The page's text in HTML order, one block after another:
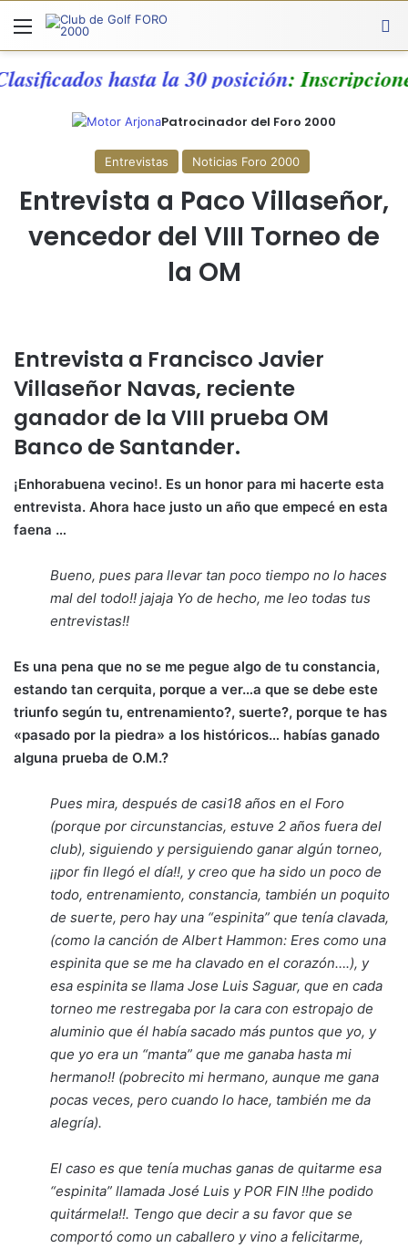
Menú
Clasificados hasta la 30 posición:
Patrocinador del Foro 2000
Entrevistas Noticias Foro 2000
Entrevista a Paco Villaseñor,
vencedor del VIII Torneo de
la OM
Entrevista a Francisco Javier
Villaseñor Navas, reciente
ganador de la VIII prueba OM
Banco de Santander.
¡Enhorabuena vecino!. Es un honor para mi hacerte esta
entrevista. Ahora hace justo un año que empecé en esta
faena …
Bueno, pues para llevar tan poco tiempo no lo haces
mal del todo!! jajaja Yo de hecho, me leo todas tus
entrevistas!!
Es una pena que no se me pegue algo de tu constancia,
estando tan cerquita, porque a ver…a que se debe este
triunfo según tu, entrenamiento?, suerte?, porque te has
«pasado por la piedra» a los históricos… habías ganado
alguna prueba de O.M.?
Pues mira, después de casi18 años en el Foro
(porque por circunstancias, estuve 2 años fuera del
club), siguiendo y persiguiendo ganar algún torneo,
¡¡por fin llegó el día!!, y creo que ha sido un poco de
todo, entrenamiento, constancia, también un poquito
de suerte, pero hay una “espinita” que tenía clavada,
(como la canción de Albert Hammon: Eres como una
espinita que se me ha clavado en el corazón….), y
esa espinita se llama Jose Luis Saguar, que en cada
torneo me restregaba por la cara con estropajo de
aluminio que él había sacado más puntos que yo, y
que yo era un “manta” que me ganaba hasta mi
hermano!! (pobrecito mi hermano, aunque me gana
pocas veces, pero cuando lo hace, también me da
alegría).
El caso es que tenía muchas ganas de quitarme esa
“espinita” llamada José Luis y POR FIN !!he podido
quitármela!!. Tengo que decir a su favor que se
comportó como un caballero y vino a felicitarme,